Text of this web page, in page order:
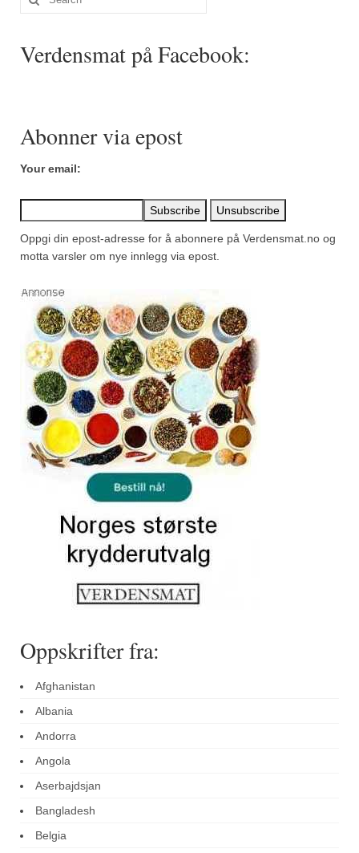
for:
Verdensmat på Facebook:
Abonner via epost
Your email:
Oppgi din epost-adresse for å abonnere på Verdensmat.no og
motta varsler om nye innlegg via epost.
Oppskrifter fra:
Afghanistan
Albania
Andorra
Angola
Aserbajdsjan
Bangladesh
Belgia